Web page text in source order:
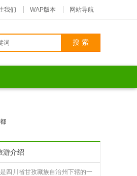
我们 WAP版本 网站导航
游介绍
四川省甘孜藏族自治州下辖的一